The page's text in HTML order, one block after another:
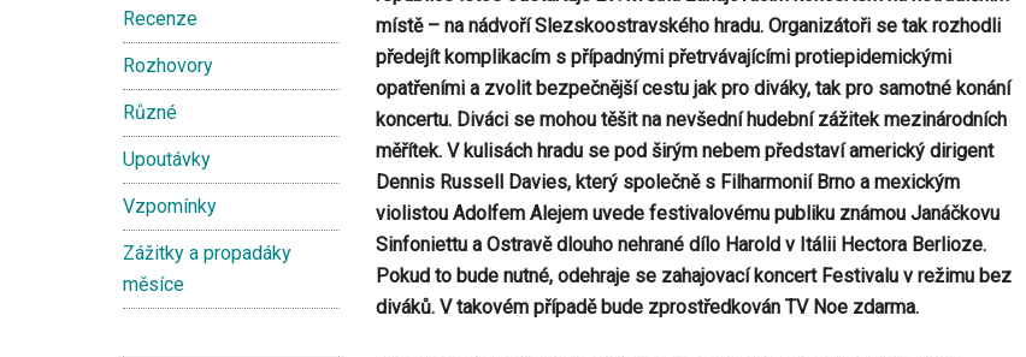
místě – na nádvoří Slezskoostravského hradu. Organizátoři se tak rozhodli
předejít komplikacím s případnými přetrvávajícími protiepidemickými
opatřeními a zvolit bezpečnější cestu jak pro diváky, tak pro samotné konání
koncertu. Diváci se mohou těšit na nevšední hudební zážitek mezinárodních
měřítek. V kulisách hradu se pod širým nebem představí americký dirigent
Dennis Russell Davies, který společně s Filharmonií Brno a mexickým
violistou Adolfem Alejem uvede festivalovému publiku známou Janáčkovu
Sinfoniettu a Ostravě dlouho nehrané dílo Harold v Itálii Hectora Berlioze.
Pokud to bude nutné, odehraje se zahajovací koncert Festivalu v režimu bez
diváků. V takovém případě bude zprostředkován TV Noe zdarma.
Recenze
Rozhovory
Různé
Upoutávky
Vzpomínky
Zážitky a propadáky
měsíce